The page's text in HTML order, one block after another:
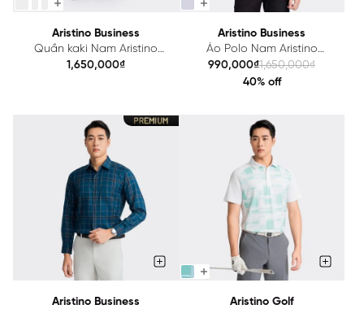
Aristino Business
Quần kaki Nam Aristino
Business Regular 1KK00903
1,650,000₫
Aristino Business
Áo Polo Nam Aristino
Business Regular 1PS021AZ
990,000₫1,650,000₫
40% off
Aristino Business
Aristino Golf